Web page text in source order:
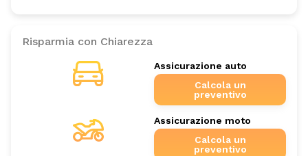
Risparmia con Chiarezza
Assicurazione auto
Calcola un
preventivo
Assicurazione moto
Calcola un
preventivo